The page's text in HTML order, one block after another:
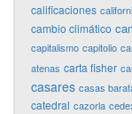
calificaciones
cambio climático
capitalismo capitolio
atenas carta fisher
casares casas
catedral cazorla